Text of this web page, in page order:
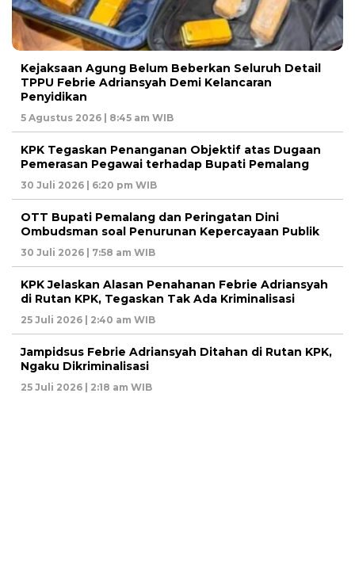
Kejaksaan Agung Belum Beberkan Seluruh Detail
TPPU Febrie Adriansyah Demi Kelancaran
Penyidikan
5 Agustus 2026 | 8:45 am WIB
KPK Tegaskan Penanganan Objektif atas Dugaan
Pemerasan Pegawai terhadap Bupati Pemalang
30 Juli 2026 | 6:20 pm WIB
OTT Bupati Pemalang dan Peringatan Dini
Ombudsman soal Penurunan Kepercayaan Publik
30 Juli 2026 | 7:58 am WIB
KPK Jelaskan Alasan Penahanan Febrie Adriansyah
di Rutan KPK, Tegaskan Tak Ada Kriminalisasi
25 Juli 2026 | 2:40 am WIB
Jampidsus Febrie Adriansyah Ditahan di Rutan KPK,
Ngaku Dikriminalisasi
25 Juli 2026 | 2:18 am WIB